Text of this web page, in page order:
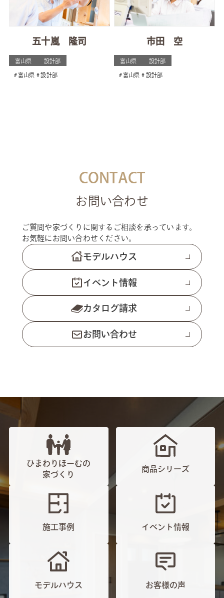
五十嵐 隆司
富山県 設計部
富山県 設計部
市田 空
富山県 設計部
富山県 設計部
CONTACT
お問い合わせ
ご質問や家づくりに関するご相談を承っています。
お気軽にお問い合わせください。
モデルハウス
イベント情報
カタログ請求
お問い合わせ
ひまわりほーむの
家づくり
商品シリーズ
施工事例 イベント情報
モデルハウス お客様の声